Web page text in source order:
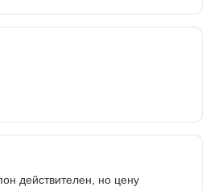
действителен, но цену